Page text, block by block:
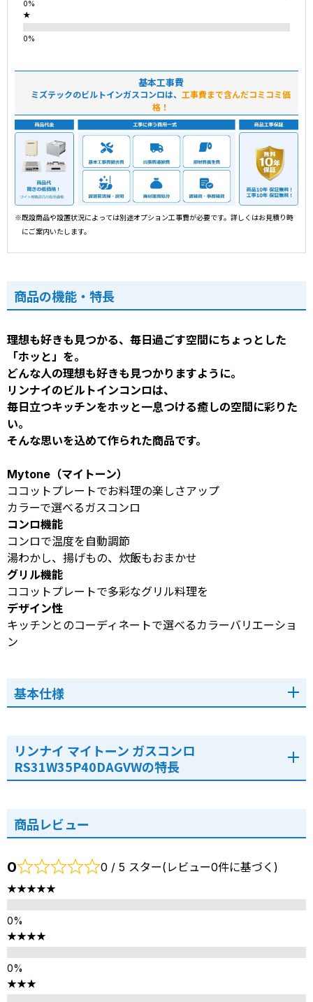
★
基本工事費
ミズテックのビルトインガスコンロは、 工事費まで含んだコミコミ価
格！
※既設商品や設置状況によっては別途オプション工事費が必要です。詳しくはお見積り時
にご案内いたします。
商品の機能・特長
理想も好きも見つかる、毎日過ごす空間にちょっとした
「ホッと」を。
どんな人の理想も好きも見つかりますように。
リンナイのビルトインコンロは、
毎日立つキッチンをホッと一息つける癒しの空間に彩りた
い。
そんな思いを込めて作られた商品です。
Mytone（マイトーン）
ココットプレートでお料理の楽しさアップ
カラーで選べるガスコンロ
コンロ機能
コンロで温度を自動調節
湯わかし、揚げもの、炊飯もおまかせ
グリル機能
ココットプレートで多彩なグリル料理を
デザイン性
キッチンとのコーディネートで選べるカラーバリエーショ
ン
基本仕様
リンナイ マイトーン ガスコンロ
RS31W35P40DAGVWの特長
商品レビュー
0 0 / 5 スター(レビュー0件に基づく)
★★★★★
★★★★
★★★